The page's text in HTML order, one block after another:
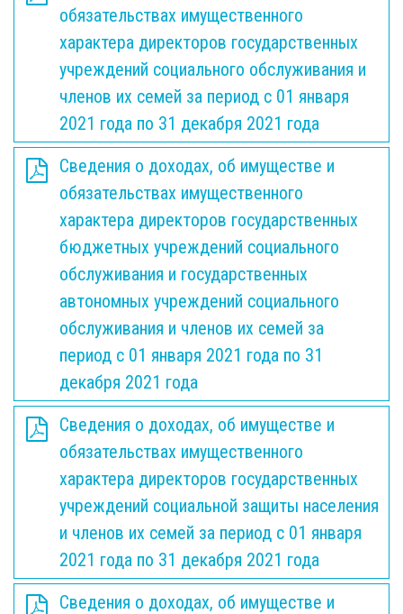
обязательствах имущественного
характера директоров государственных
учреждений социального обслуживания и
членов их семей за период с 01 января
2021 года по 31 декабря 2021 года
Сведения о доходах, об имуществе и
обязательствах имущественного
характера директоров государственных
бюджетных учреждений социального
обслуживания и государственных
автономных учреждений социального
обслуживания и членов их семей за
период с 01 января 2021 года по 31
декабря 2021 года
Сведения о доходах, об имуществе и
обязательствах имущественного
характера директоров государственных
учреждений социальной защиты населения
и членов их семей за период с 01 января
2021 года по 31 декабря 2021 года
Сведения о доходах, об имуществе и